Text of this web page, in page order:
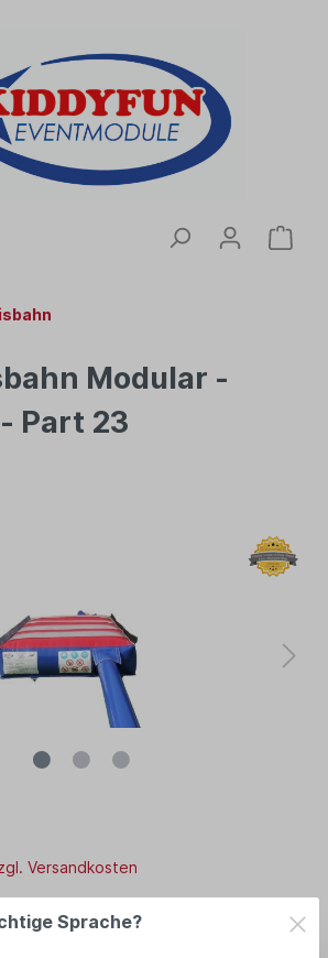
Modular -
Part 23
Versandkosten
Sprache?